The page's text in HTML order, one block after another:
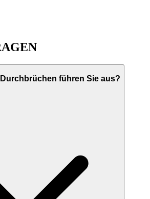
führen Sie aus?